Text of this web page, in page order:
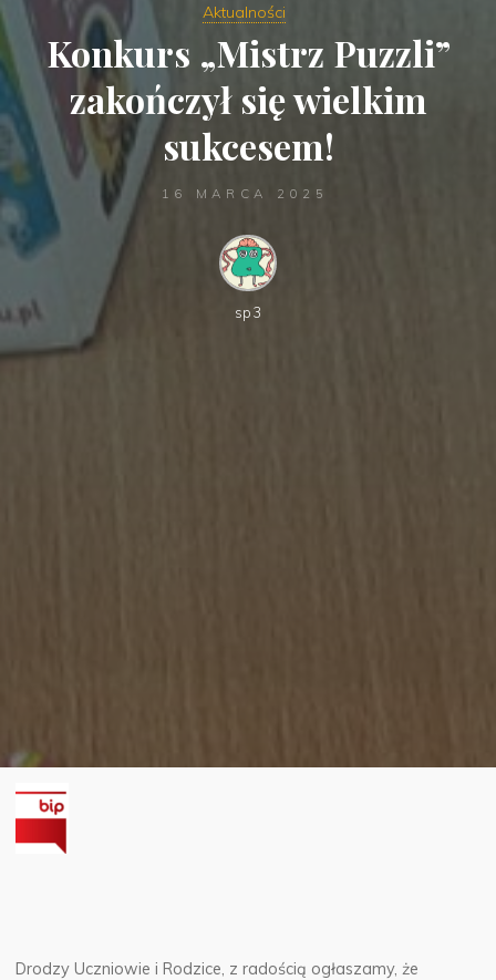
Aktualności
Konkurs „Mistrz Puzzli”
zakończył się wielkim
sukcesem!
16 MARCA 2025
sp3
Drodzy Uczniowie i Rodzice, z radością ogłaszamy, że